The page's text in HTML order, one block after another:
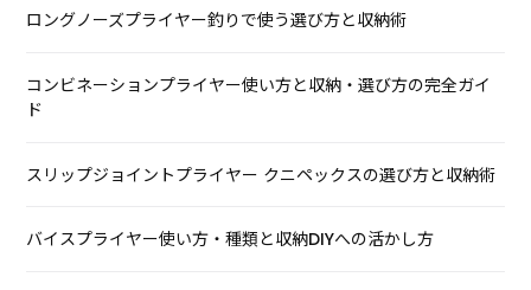
ロングノーズプライヤー釣りで使う選び方と収納術
コンビネーションプライヤー使い方と収納・選び方の完全ガイ
ド
スリップジョイントプライヤー クニペックスの選び方と収納術
バイスプライヤー使い方・種類と収納DIYへの活かし方